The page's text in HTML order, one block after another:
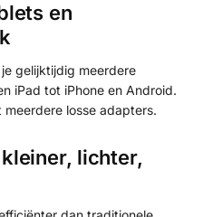
en
gelijktijdig meerdere
iPad tot iPhone en Android.
losse adapters.
lichter,